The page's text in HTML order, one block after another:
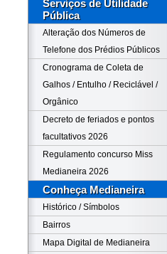
Serviços de Utilidade
Pública
Alteração dos Números de
Telefone dos Prédios Públicos
Cronograma de Coleta de
Galhos / Entulho / Reciclável /
Orgânico
Decreto de feriados e pontos
facultativos 2026
Regulamento concurso Miss
Medianeira 2026
Conheça Medianeira
Histórico / Símbolos
Bairros
Mapa Digital de Medianeira